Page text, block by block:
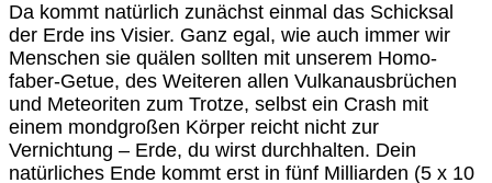
Da kommt natürlich zunächst einmal das Schicksal
der Erde ins Visier. Ganz egal, wie auch immer wir
Menschen sie quälen sollten mit unserem Homo-
faber-Getue, des Weiteren allen Vulkanausbrüchen
und Meteoriten zum Trotze, selbst ein Crash mit
einem mondgroßen Körper reicht nicht zur
Vernichtung – Erde, du wirst durchhalten. Dein
natürliches Ende kommt erst in fünf Milliarden (5 x 10